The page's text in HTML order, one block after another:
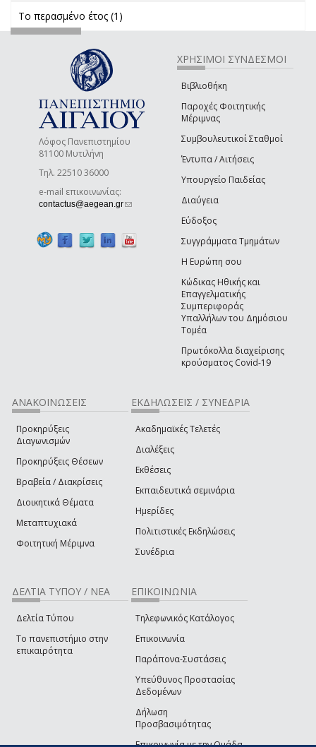
Το περασμένο έτος (1)
Λόφος Πανεπιστημίου
81100 Μυτιλήνη
Τηλ. 22510 36000
e-mail επικοινωνίας:
contactus@aegean.gr(link sends e-mail)
ΧΡΗΣΙΜΟΙ ΣΥΝΔΕΣΜΟΙ
Βιβλιοθήκη
Παροχές Φοιτητικής
Μέριμνας
Συμβουλευτικοί Σταθμοί
Έντυπα / Αιτήσεις
Υπουργείο Παιδείας
Διαύγεια
Εύδοξος
Συγγράμματα Τμημάτων
Η Ευρώπη σου
Κώδικας Ηθικής και
Επαγγελματικής
Συμπεριφοράς
Υπαλλήλων του Δημόσιου
Τομέα
Πρωτόκολλα διαχείρισης
κρούσματος Covid-19
ΑΝΑΚΟΙΝΩΣΕΙΣ
Προκηρύξεις
Διαγωνισμών
Προκηρύξεις Θέσεων
Βραβεία / Διακρίσεις
Διοικητικά Θέματα
Μεταπτυχιακά
Φοιτητική Μέριμνα
ΕΚΔΗΛΩΣΕΙΣ / ΣΥΝΕΔΡΙΑ
Ακαδημαϊκές Τελετές
Διαλέξεις
Εκθέσεις
Εκπαιδευτικά σεμινάρια
Ημερίδες
Πολιτιστικές Εκδηλώσεις
Συνέδρια
ΔΕΛΤΙΑ ΤΥΠΟΥ / ΝΕΑ
Δελτία Τύπου
Το πανεπιστήμιο στην
επικαιρότητα
ΕΠΙΚΟΙΝΩΝΙΑ
Τηλεφωνικός Κατάλογος
Επικοινωνία
Παράπονα-Συστάσεις
Υπεύθυνος Προστασίας
Δεδομένων
Δήλωση
Προσβασιμότητας